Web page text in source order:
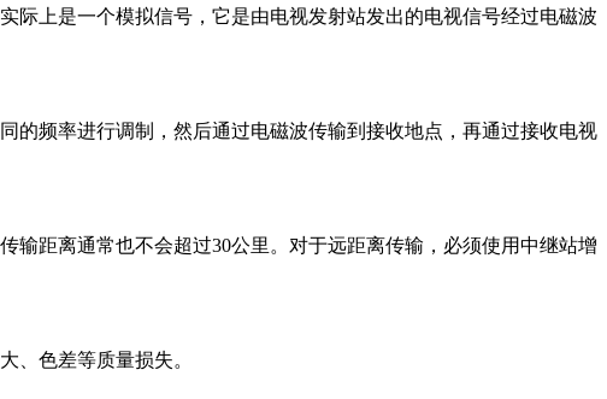
际上是一个模拟信号，它是由电视发射站发出的电视信号经过电磁波
的频率进行调制，然后通过电磁波传输到接收地点，再通过接收电视
输距离通常也不会超过30公里。对于远距离传输，必须使用中继站增
、色差等质量损失。